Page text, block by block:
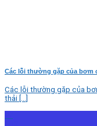
Các lỗi thường gặp của bơm
Các lỗi thường gặp của
thải [...]